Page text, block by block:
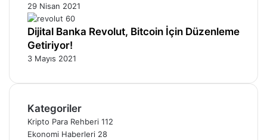
29 Nisan 2021
Dijital Banka Revolut, Bitcoin İçin Düzenleme
Getiriyor!
3 Mayıs 2021
Kategoriler
Kripto Para Rehberi 112
Ekonomi Haberleri 28